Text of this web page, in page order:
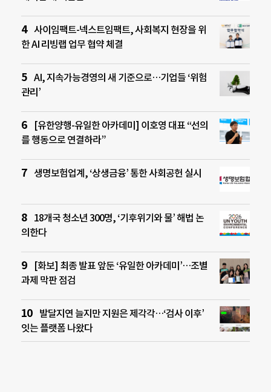
사이임팩트-넥스트임팩트, 사회복지 현장을 위
한 AI 리빙랩 업무 협약 체결
AI, 지속가능경영의 새 기준으로…기업들 ‘위험
관리’
[유한양행-유일한 아카데미] 이호영 대표 “선의
를 행동으로 연결하라”
생명보험업계, ‘상생금융’ 통한 사회공헌 실시
18개국 청소년 300명, ‘기후위기와 물’ 해법 논
의한다
[화보] 최종 발표 앞둔 ‘유일한 아카데미’…조별
과제 막판 점검
발달지연 늘지만 지원은 제각각…‘검사 이후’
잇는 플랫폼 나왔다